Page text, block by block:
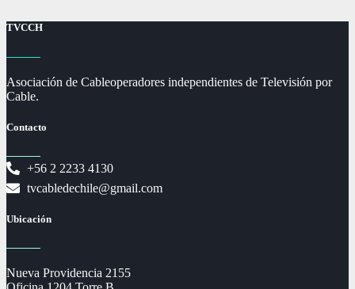
TVCCH
Asociación de Cableoperadores independientes de Televisión por
Cable.
Contacto
+56 2 2233 4130
tvcabledechile@gmail.com
Ubicación
Nueva Providencia 2155